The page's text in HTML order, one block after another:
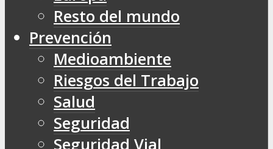
Resto del mundo
Prevención
Medioambiente
Riesgos del Trabajo
Salud
Seguridad
Seguridad Vial